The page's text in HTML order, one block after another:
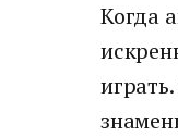
Когда